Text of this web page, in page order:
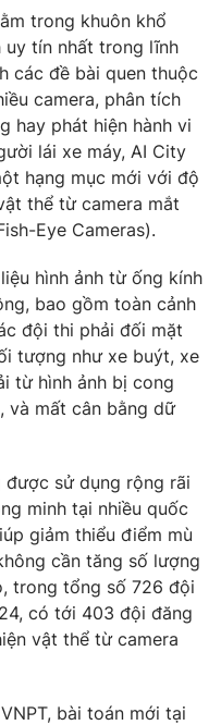
trong khuôn khổ
uy tín nhất trong lĩnh
các đề bài quen thuộc
camera, phân tích
hay phát hiện hành vi
lái xe máy, AI City
hạng mục mới với độ
thể từ camera mắt
Eye Cameras).
hình ảnh từ ống kính
bao gồm toàn cảnh
đội thi phải đối mặt
tượng như xe buýt, xe
từ hình ảnh bị cong
và mất cân bằng dữ
được sử dụng rộng rãi
minh tại nhiều quốc
giảm thiểu điểm mù
cần tăng số lượng
trong tổng số 726 đội
có tới 403 đội đăng
vật thể từ camera
bài toán mới tại